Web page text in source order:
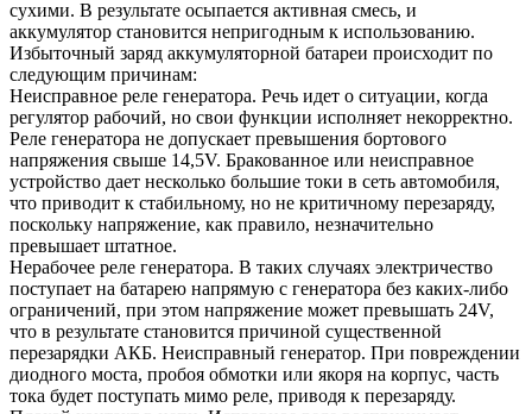
сухими. В результате осыпается активная смесь, и
аккумулятор становится непригодным к использованию.
Избыточный заряд аккумуляторной батареи происходит по
следующим причинам:
Неисправное реле генератора. Речь идет о ситуации, когда
регулятор рабочий, но свои функции исполняет некорректно.
Реле генератора не допускает превышения бортового
напряжения свыше 14,5V. Бракованное или неисправное
устройство дает несколько большие токи в сеть автомобиля,
что приводит к стабильному, но не критичному перезаряду,
поскольку напряжение, как правило, незначительно
превышает штатное.
Нерабочее реле генератора. В таких случаях электричество
поступает на батарею напрямую с генератора без каких-либо
ограничений, при этом напряжение может превышать 24V,
что в результате становится причиной существенной
перезарядки АКБ. Неисправный генератор. При повреждении
диодного моста, пробоя обмотки или якоря на корпус, часть
тока будет поступать мимо реле, приводя к перезаряду.